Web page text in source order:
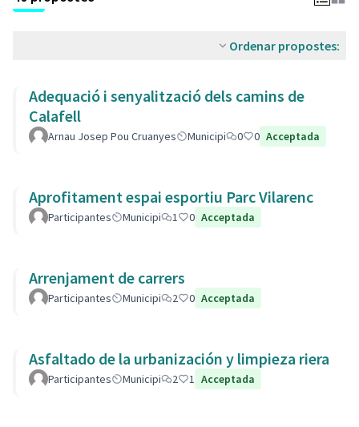
Ordenar propostes:
Adequació i senyalització dels camins de
Calafell
Arnau Josep Pou Cruanyes Municipi 0 0 Acceptada
Aprofitament espai esportiu Parc Vilarenc
Participantes Municipi 1 0 Acceptada
Arrenjament de carrers
Participantes Municipi 2 0 Acceptada
Asfaltado de la urbanización y limpieza riera
Participantes Municipi 2 1 Acceptada